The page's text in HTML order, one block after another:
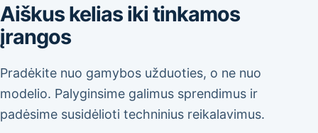
Aiškus kelias iki tinkamos
įrangos
Pradėkite nuo gamybos užduoties, o ne nuo
modelio. Palyginsime galimus sprendimus ir
padėsime susidėlioti techninius reikalavimus.